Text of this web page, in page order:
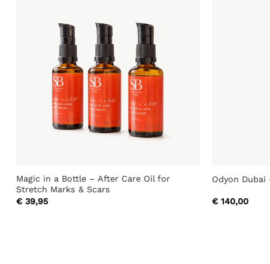
Magic in a Bottle – After Care Oil for
Stretch Marks & Scars
€39,95
Odyon
€ 140,00